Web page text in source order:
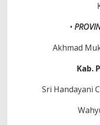
•
Akhmad
Kab.
Sri Handayani